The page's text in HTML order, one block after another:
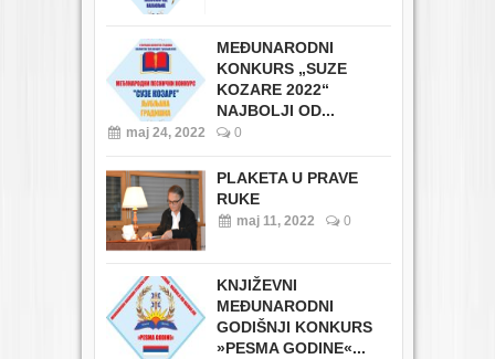
MEĐUNARODNI
KONKURS „SUZE
KOZARE 2022“
NAJBOLJI OD...
maj 24, 2022 0
PLAKETA U PRAVE
RUKE
maj 11, 2022 0
KNJIŽEVNI
MEĐUNARODNI
GODIŠNJI KONKURS
»PESMA GODINE«...